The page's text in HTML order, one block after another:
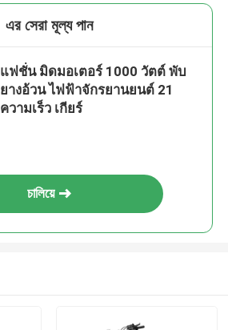
এর সেরা মূল্য পান
แฟชั่น มิดมอเตอร์ 1000 วัตต์ พับ
ยางอ้วน ไฟฟ้าจักรยานยนต์ 21
ความเร็ว เกียร์
চালিয়ে